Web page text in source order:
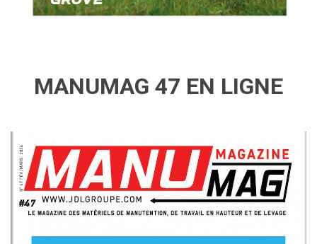
MANUMAG 47 EN LIGNE